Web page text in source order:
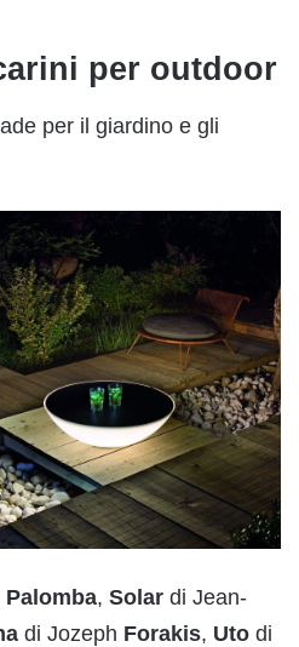
per outdoor
per il giardino e gli
Palomba, Solar di Jean-
di Jozeph Forakis, Uto di